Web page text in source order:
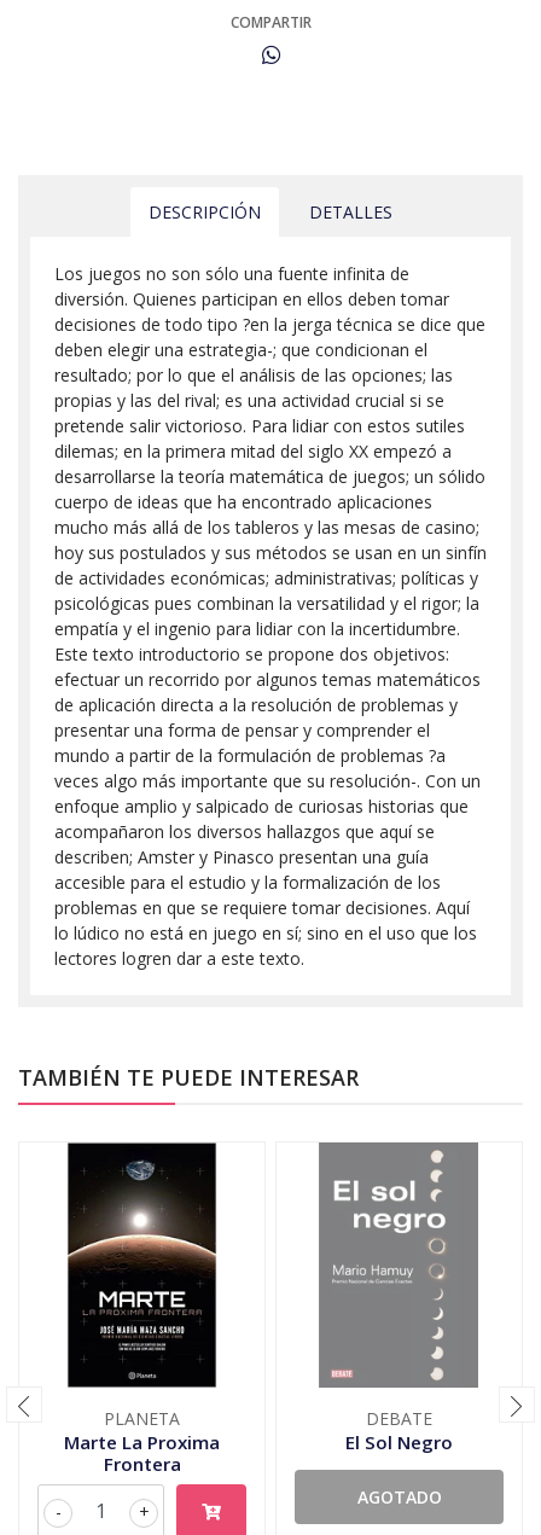
COMPARTIR
DESCRIPCIÓN DETALLES
Los juegos no son sólo una fuente infinita de
diversión. Quienes participan en ellos deben tomar
decisiones de todo tipo ?en la jerga técnica se dice que
deben elegir una estrategia-; que condicionan el
resultado; por lo que el análisis de las opciones; las
propias y las del rival; es una actividad crucial si se
pretende salir victorioso. Para lidiar con estos sutiles
dilemas; en la primera mitad del siglo XX empezó a
desarrollarse la teoría matemática de juegos; un sólido
cuerpo de ideas que ha encontrado aplicaciones
mucho más allá de los tableros y las mesas de casino;
hoy sus postulados y sus métodos se usan en un sinfín
de actividades económicas; administrativas; políticas y
psicológicas pues combinan la versatilidad y el rigor; la
empatía y el ingenio para lidiar con la incertidumbre.
Este texto introductorio se propone dos objetivos:
efectuar un recorrido por algunos temas matemáticos
de aplicación directa a la resolución de problemas y
presentar una forma de pensar y comprender el
mundo a partir de la formulación de problemas ?a
veces algo más importante que su resolución-. Con un
enfoque amplio y salpicado de curiosas historias que
acompañaron los diversos hallazgos que aquí se
describen; Amster y Pinasco presentan una guía
accesible para el estudio y la formalización de los
problemas en que se requiere tomar decisiones. Aquí
lo lúdico no está en juego en sí; sino en el uso que los
lectores logren dar a este texto.
TAMBIÉN TE PUEDE INTERESAR
PLANETA
Marte La Proxima
Frontera
+
-
DEBATE
El Sol Negro
AGOTADO